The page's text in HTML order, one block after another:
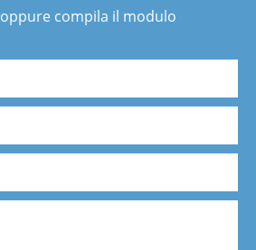
oppure compila il modulo